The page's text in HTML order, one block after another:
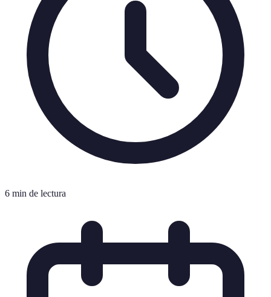
6 min de lectura